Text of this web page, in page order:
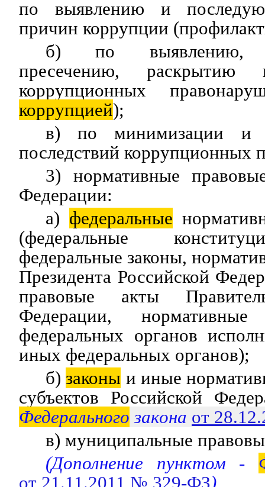
по выявлению и
причин коррупции
б) по выявлению,
пресечению, раскрытию
коррупционных
коррупцией);
в) по минимизации и
последствий коррупционных
3) нормативные
Федерации:
а) федеральные
(федеральные
федеральные законы,
Президента Российской
правовые акты
Федерации,
федеральных органов
иных федеральных органов);
б)законы и иные
субъектов Российской
Федерального закона от
в) муниципальные
(Дополнение пунктом -
от 21.11.2011 № 329-ФЗ)